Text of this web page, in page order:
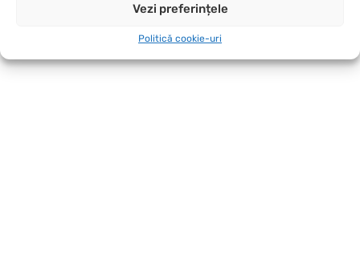
Vezi preferințele
Politică cookie-uri